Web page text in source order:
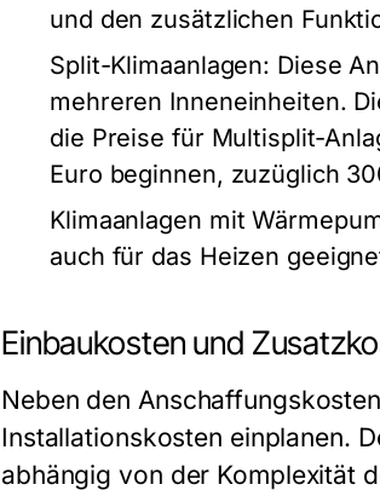
und den zusätzlichen
Split-Klimaanlagen: Diese
mehreren Inneneinheiten.
die Preise für Multisplit-
Euro beginnen, zuzüglich
Klimaanlagen mit
auch für das Heizen
Einbaukosten und
Neben den
Installationskosten einplanen.
abhängig von der Komplexität